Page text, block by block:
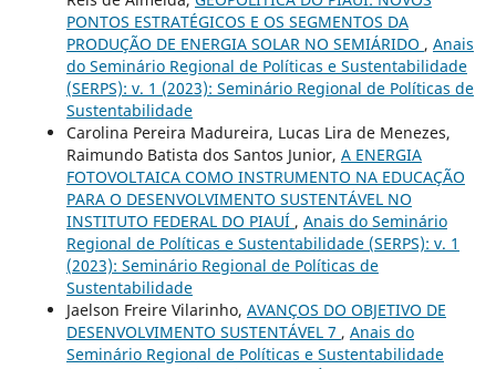
PONTOS ESTRATÉGICOS E OS SEGMENTOS DA
PRODUÇÃO DE ENERGIA SOLAR NO SEMIÁRIDO , Anais
do Seminário Regional de Políticas e Sustentabilidade
(SERPS): v. 1 (2023): Seminário Regional de Políticas de
Sustentabilidade
Carolina Pereira Madureira, Lucas Lira de Menezes,
Raimundo Batista dos Santos Junior, A ENERGIA
FOTOVOLTAICA COMO INSTRUMENTO NA EDUCAÇÃO
PARA O DESENVOLVIMENTO SUSTENTÁVEL NO
INSTITUTO FEDERAL DO PIAUÍ , Anais do Seminário
Regional de Políticas e Sustentabilidade (SERPS): v. 1
(2023): Seminário Regional de Políticas de
Sustentabilidade
Jaelson Freire Vilarinho, AVANÇOS DO OBJETIVO DE
DESENVOLVIMENTO SUSTENTÁVEL 7 , Anais do
Seminário Regional de Políticas e Sustentabilidade